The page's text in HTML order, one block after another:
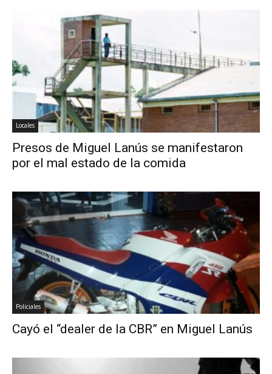
Locales
Presos de Miguel Lanús se manifestaron
por el mal estado de la comida
Policiales
Cayó el “dealer de la CBR” en Miguel Lanús